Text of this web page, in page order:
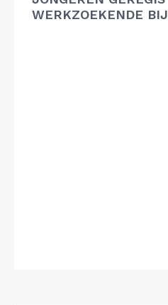
WERKZOEKENDE